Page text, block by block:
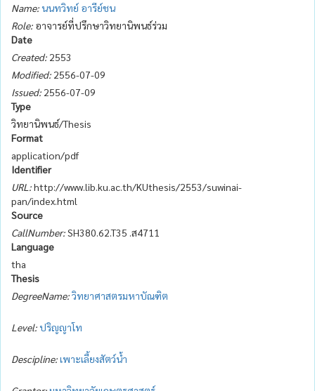
Name:นนทวิทย์ อารีย์ชน
Role: อาจารย์ที่ปรึกษาวิทยานิพนธ์ร่วม
Date
Created: 2553
Modified: 2556-07-09
Issued: 2556-07-09
Type
วิทยานิพนธ์/Thesis
Format
application/pdf
Identifier
URL:http://www.lib.ku.ac.th/KUthesis/2553/suwinai-
pan/index.html
Source
CallNumber:SH380.62.T35 .ส4711
Language
tha
Thesis
DegreeName:วิทยาศาสตรมหาบัณฑิต
Level:ปริญญาโท
Descipline:เพาะเลี้ยงสัตว์น้ำ